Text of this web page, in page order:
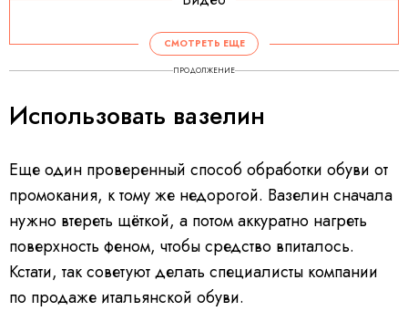
СМОТРЕТЬ ЕЩЕ
ПРОДОЛЖЕНИЕ
Использовать вазелин
Еще один проверенный способ обработки обуви от
промокания, к тому же недорогой. Вазелин сначала
нужно втереть щёткой, а потом аккуратно нагреть
поверхность феном, чтобы средство впиталось.
Кстати, так советуют делать специалисты компании
по продаже итальянской обуви.